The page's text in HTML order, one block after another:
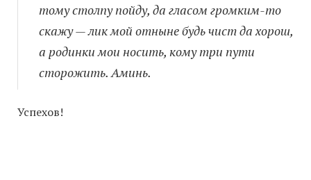
тому столпу пойду, да гласом громким-то
скажу — лик мой отныне будь чист да хорош,
а родинки мои носить, кому три пути
сторожить. Аминь.
Успехов!